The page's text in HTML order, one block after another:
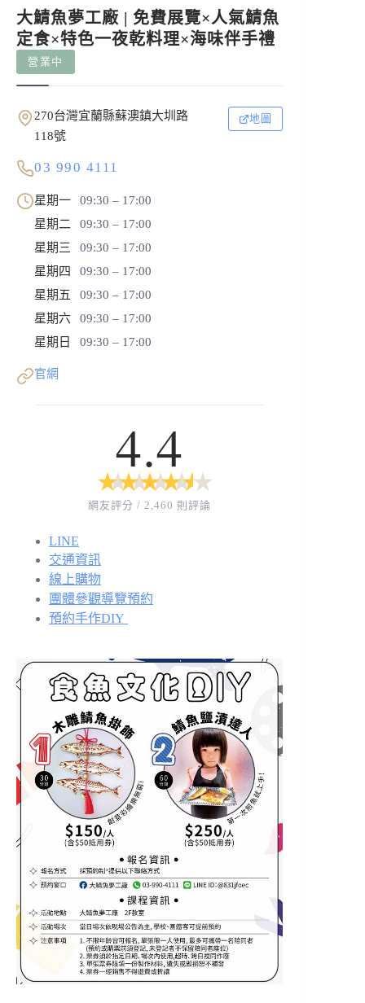
大鯖魚夢工廠 | 免費展覽×人氣鯖魚
定食×特色一夜乾料理×海味伴手禮
營業中
270台灣宜蘭縣蘇澳鎮大圳路
118號
地圖
03 990 4111
星期一
09:30 – 17:00
星期二
09:30 – 17:00
星期三
09:30 – 17:00
星期四
09:30 – 17:00
星期五
09:30 – 17:00
星期六
09:30 – 17:00
星期日
09:30 – 17:00
官網
4.4
★
★ ★
★ ★
★ ★
★ ★
★
網友評分 / 2,460 則評論
LINE
交通資訊
線上購物
團體參觀導覽預約
預約手作DIY